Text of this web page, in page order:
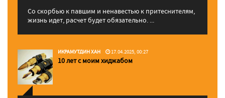
Со скорбью к павшим и ненавестью к притеснителям,
жизнь идет, расчет будет обязательно. ...
ИКРАМУТДИН ХАН 17.04.2025, 00:27
10 лет с моим хиджабом